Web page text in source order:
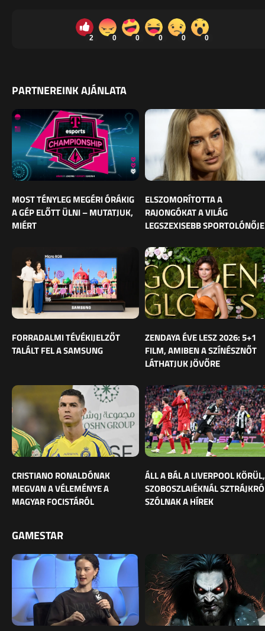
2 0 0 0 0 0
PARTNEREINK AJÁNLATA
MOST TÉNYLEG MEGÉRI ÓRÁKIG
A GÉP ELŐTT ÜLNI – MUTATJUK,
MIÉRT
ELSZOMORÍTOTTA A
RAJONGÓKAT A VILÁG
LEGSZEXISEBB SPORTOLÓNŐJE
FORRADALMI TÉVÉKIJELZŐT
TALÁLT FEL A SAMSUNG
ZENDAYA ÉVE LESZ 2026: 5+1
FILM, AMIBEN A SZÍNÉSZNŐT
LÁTHATJUK JÖVŐRE
CRISTIANO RONALDÓNAK
MEGVAN A VÉLEMÉNYE A
MAGYAR FOCISTÁRÓL
ÁLL A BÁL A LIVERPOOL KÖRÜL,
SZOBOSZLAIÉKNÁL
SZÓLNAK A HÍREK
GAMESTAR